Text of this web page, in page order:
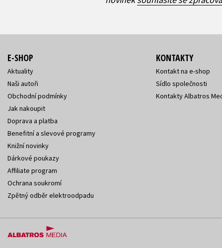
E-SHOP
Aktuality
Naši autoři
Obchodní podmínky
Jak nakoupit
Doprava a platba
Benefitní a slevové programy
Knižní novinky
Dárkové poukazy
Affiliate program
Ochrana soukromí
Zpětný odběr elektroodpadu
KONTAKTY
Kontakt na e-shop
Sídlo společnosti
Kontakty Albatros